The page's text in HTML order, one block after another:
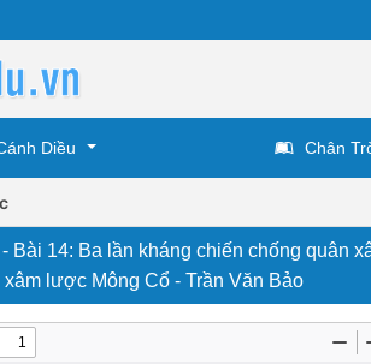
Diều Chân
Bài 14: Ba lần kháng chiến chống quân
lược Mông Cổ - Trần Văn Bảo